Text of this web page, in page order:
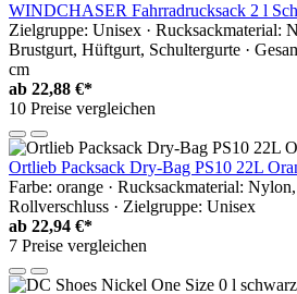
WINDCHASER Fahrradrucksack 2 l
Zielgruppe: Unisex · Rucksackmaterial:
Brustgurt, Hüftgurt, Schultergurte ·
cm
ab 22,88 €*
10 Preise vergleichen
Ortlieb Packsack Dry-Bag PS10 22L
Farbe: orange · Rucksackmaterial:
Rollverschluss · Zielgruppe: Unisex
ab 22,94 €*
7 Preise vergleichen